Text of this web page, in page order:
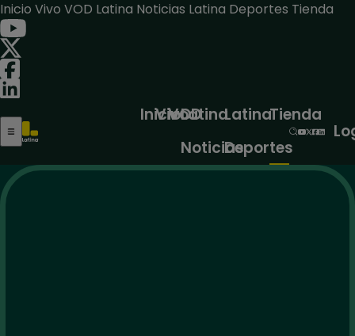
Inicio Vivo VOD Latina Noticias Latina Deportes Tienda
Inicio
Vivo
VOD
Latina
Noticias
Latina
Deportes
Tienda